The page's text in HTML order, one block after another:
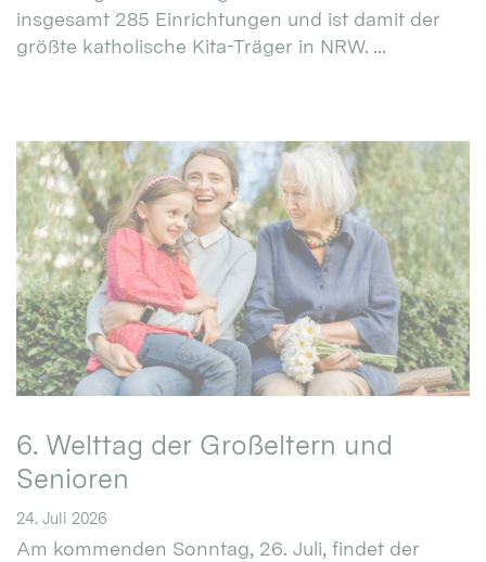
insgesamt 285 Einrichtungen und ist damit der
größte katholische Kita-Träger in NRW. ...
6. Welttag der Großeltern und
Senioren
24. Juli 2026
Am kommenden Sonntag, 26. Juli, findet der